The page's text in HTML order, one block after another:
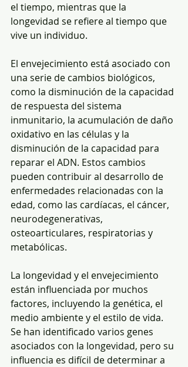
el tiempo, mientras que la
longevidad se refiere al tiempo que
vive un individuo.
El envejecimiento está asociado con
una serie de cambios biológicos,
como la disminución de la capacidad
de respuesta del sistema
inmunitario, la acumulación de daño
oxidativo en las células y la
disminución de la capacidad para
reparar el ADN. Estos cambios
pueden contribuir al desarrollo de
enfermedades relacionadas con la
edad, como las cardíacas, el cáncer,
neurodegenerativas,
osteoarticulares, respiratorias y
metabólicas.
La longevidad y el envejecimiento
están influenciada por muchos
factores, incluyendo la genética, el
medio ambiente y el estilo de vida.
Se han identificado varios genes
asociados con la longevidad, pero su
influencia es difícil de determinar a